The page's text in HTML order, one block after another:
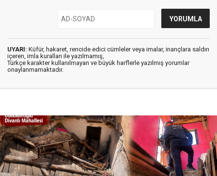
UYARI: Küfür, hakaret, rencide edici cümleler veya imalar, inançlara saldırı
içeren, imla kuralları ile yazılmamış,
Türkçe karakter kullanılmayan ve büyük harflerle yazılmış yorumlar
onaylanmamaktadır.